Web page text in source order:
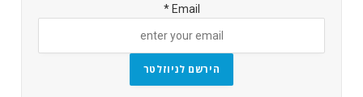
Email
*
הירשם לניוזלטר